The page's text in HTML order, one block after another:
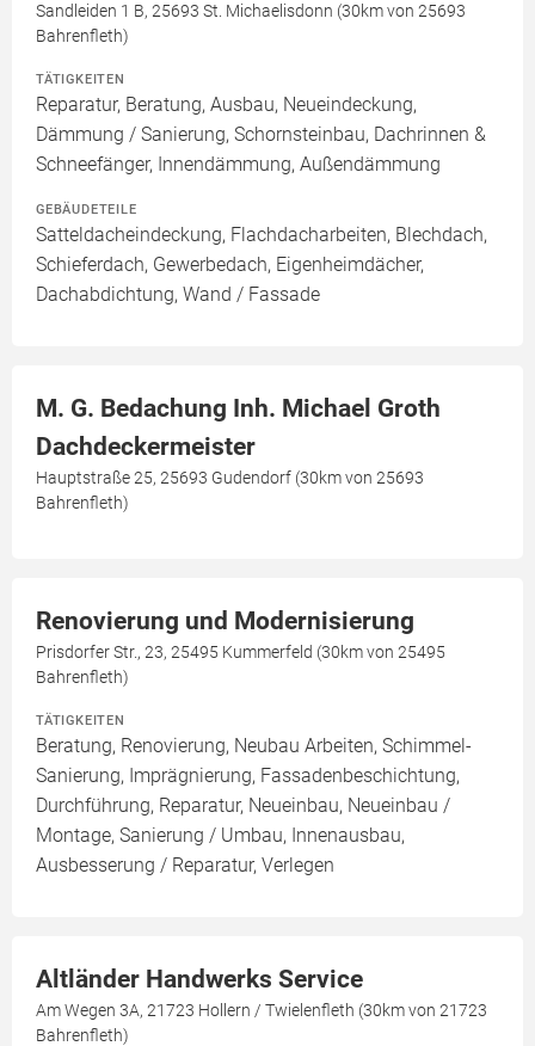
Sandleiden 1 B, 25693 St. Michaelisdonn (30km von 25693
Bahrenfleth)
TÄTIGKEITEN
Reparatur, Beratung, Ausbau, Neueindeckung,
Dämmung / Sanierung, Schornsteinbau, Dachrinnen &
Schneefänger, Innendämmung, Außendämmung
GEBÄUDETEILE
Satteldacheindeckung, Flachdacharbeiten, Blechdach,
Schieferdach, Gewerbedach, Eigenheimdächer,
Dachabdichtung, Wand / Fassade
M. G. Bedachung Inh. Michael Groth
Dachdeckermeister
Hauptstraße 25, 25693 Gudendorf (30km von 25693
Bahrenfleth)
Renovierung und Modernisierung
Prisdorfer Str., 23, 25495 Kummerfeld (30km von 25495
Bahrenfleth)
TÄTIGKEITEN
Beratung, Renovierung, Neubau Arbeiten, Schimmel-
Sanierung, Imprägnierung, Fassadenbeschichtung,
Durchführung, Reparatur, Neueinbau, Neueinbau /
Montage, Sanierung / Umbau, Innenausbau,
Ausbesserung / Reparatur, Verlegen
Altländer Handwerks Service
Am Wegen 3A, 21723 Hollern / Twielenfleth (30km von 21723
Bahrenfleth)